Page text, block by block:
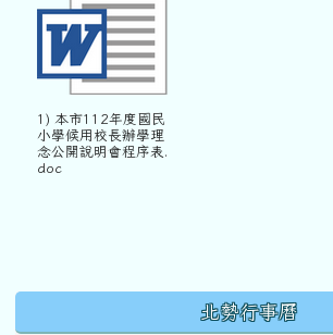
1) 本市112年度國民
小學候用校長辦學理
念公開說明會程序表.
doc
北勢行事曆